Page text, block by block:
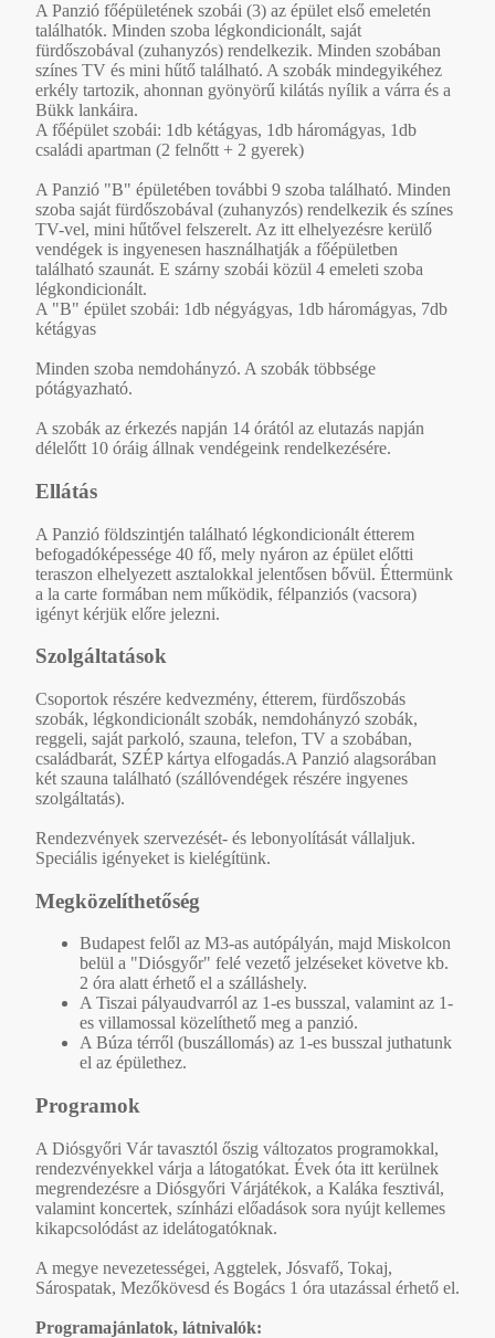
A Panzió főépületének szobái (3) az épület első emeletén
találhatók. Minden szoba légkondicionált, saját
fürdőszobával (zuhanyzós) rendelkezik. Minden szobában
színes TV és mini hűtő található. A szobák mindegyikéhez
erkély tartozik, ahonnan gyönyörű kilátás nyílik a várra és a
Bükk lankáira.
A főépület szobái: 1db kétágyas, 1db háromágyas, 1db
családi apartman (2 felnőtt + 2 gyerek)
A Panzió "B" épületében további 9 szoba található. Minden
szoba saját fürdőszobával (zuhanyzós) rendelkezik és színes
TV-vel, mini hűtővel felszerelt. Az itt elhelyezésre kerülő
vendégek is ingyenesen használhatják a főépületben
található szaunát. E szárny szobái közül 4 emeleti szoba
légkondicionált.
A "B" épület szobái: 1db négyágyas, 1db háromágyas, 7db
kétágyas
Minden szoba nemdohányzó. A szobák többsége
pótágyazható.
A szobák az érkezés napján 14 órától az elutazás napján
délelőtt 10 óráig állnak vendégeink rendelkezésére.
Ellátás
A Panzió földszintjén található légkondicionált étterem
befogadóképessége 40 fő, mely nyáron az épület előtti
teraszon elhelyezett asztalokkal jelentősen bővül. Éttermünk
a la carte formában nem működik, félpanziós (vacsora)
igényt kérjük előre jelezni.
Szolgáltatások
Csoportok részére kedvezmény, étterem, fürdőszobás
szobák, légkondicionált szobák, nemdohányzó szobák,
reggeli, saját parkoló, szauna, telefon, TV a szobában,
családbarát, SZÉP kártya elfogadás.A Panzió alagsorában
két szauna található (szállóvendégek részére ingyenes
szolgáltatás).
Rendezvények szervezését- és lebonyolítását vállaljuk.
Speciális igényeket is kielégítünk.
Megközelíthetőség
Budapest felől az M3-as autópályán, majd Miskolcon
belül a "Diósgyőr" felé vezető jelzéseket követve kb.
2 óra alatt érhető el a szálláshely.
A Tiszai pályaudvarról az 1-es busszal, valamint az 1-
es villamossal közelíthető meg a panzió.
A Búza térről (buszállomás) az 1-es busszal juthatunk
el az épülethez.
Programok
A Diósgyőri Vár tavasztól őszig változatos programokkal,
rendezvényekkel várja a látogatókat. Évek óta itt kerülnek
megrendezésre a Diósgyőri Várjátékok, a Kaláka fesztivál,
valamint koncertek, színházi előadások sora nyújt kellemes
kikapcsolódást az idelátogatóknak.
A megye nevezetességei, Aggtelek, Jósvafő, Tokaj,
Sárospatak, Mezőkövesd és Bogács 1 óra utazással érhető el.
Programajánlatok, látnivalók: